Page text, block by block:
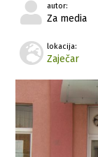
autor:
Za media
lokacija:
Zaječar